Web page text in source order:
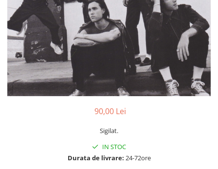
Viniluri Românești
Colecția Electrecord
90,00 Lei
Sigilat.
IN STOC
Durata de livrare: 24-72ore